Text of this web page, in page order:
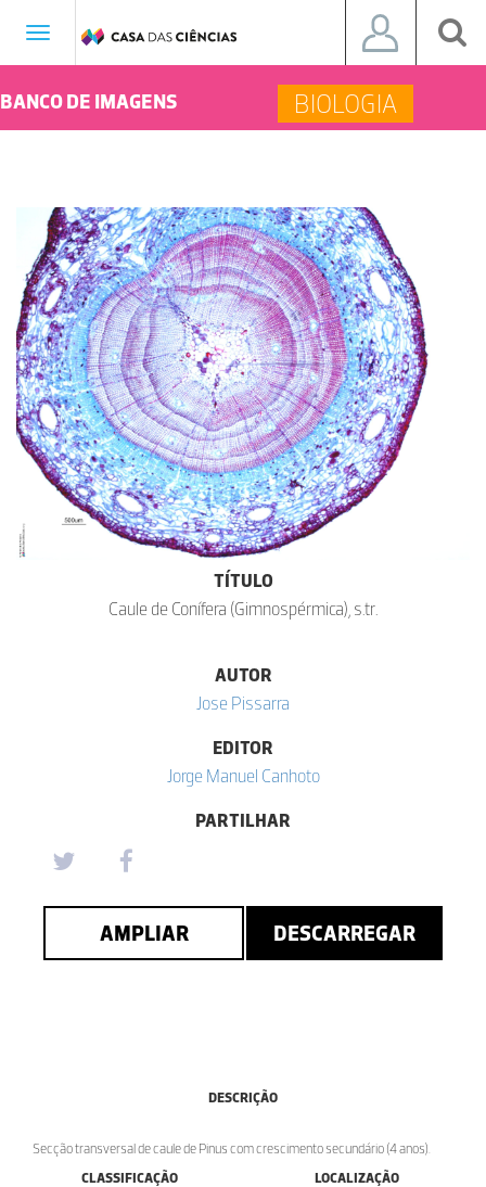
Toggle
BANCO DE IMAGENS BIOLOGIA
TÍTULO
Caule de Conífera (Gimnospérmica), s.tr.
AUTOR
Jose Pissarra
EDITOR
Jorge Manuel Canhoto
PARTILHAR
AMPLIAR DESCARREGAR
DESCRIÇÃO
Secção transversal de caule de Pinus com crescimento secundário (4 anos).
CLASSIFICAÇÃO
LOCALIZAÇÃO